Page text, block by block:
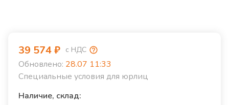
39 574₽ с НДС
Обновлено: 28.07 11:33
Специальные условия для юрлиц
Наличие, склад: